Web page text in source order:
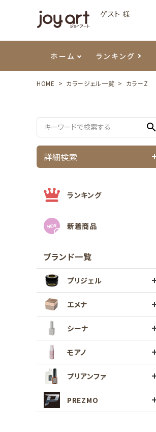
ゲスト 様
ホーム ランキング
モアノ
ウェービージェル
マグネティジェル
フラッシュジェル
ネイルケア用品
ネイルマシン
メタルパーツ
HOME カラージェル一覧 カラーZ
search
詳細検索
ランキング
新着商品
ブランド一覧
プリジェル
エメナ
シーナ
モアノ
プリアンファ
PREZMO